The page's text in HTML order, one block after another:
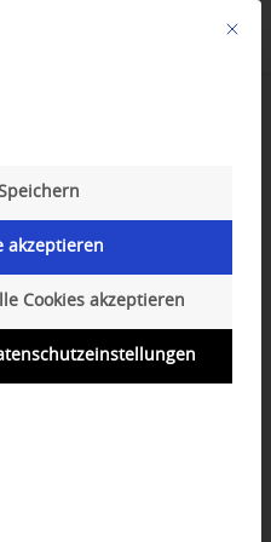
Mit
nicht abgewählt
akzeptieren
Cookies akzeptieren